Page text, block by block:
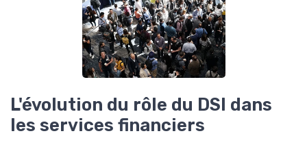
L'évolution du rôle du DSI dans
les services financiers